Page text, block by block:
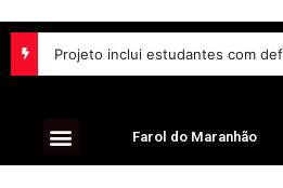
Farol do Maranhão